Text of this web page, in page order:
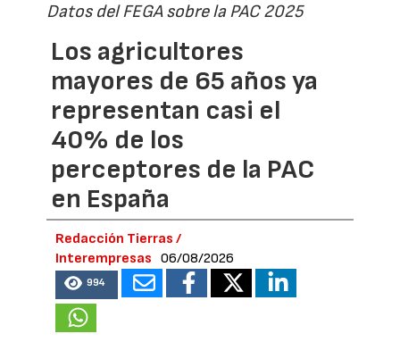
Datos del FEGA sobre la PAC 2025
Los agricultores
mayores de 65 años ya
representan casi el
40% de los
perceptores de la PAC
en España
Redacción Tierras /
Interempresas
06/08/2026
994